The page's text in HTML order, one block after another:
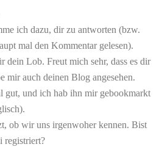
ich dazu, dir zu antworten (bzw.
mal den Kommentar gelesen).
dein Lob. Freut mich sehr, dass es dir
mir auch deinen Blog angesehen.
gut, und ich hab ihn mir gebookmarkt
ob wir uns irgenwoher kennen. Bist
registriert?